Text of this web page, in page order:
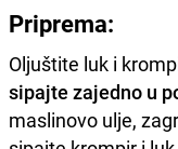
Priprema:
Oljuštite luk i
sipajte zajedno u
maslinovo ulje,